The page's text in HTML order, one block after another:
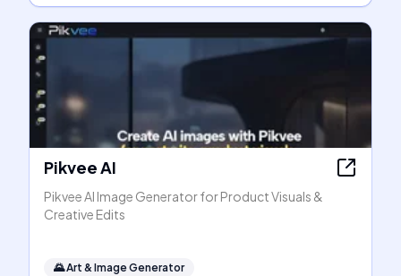
Pikvee AI
Pikvee AI Image Generator for Product Visuals &
Creative Edits
🌄Art & Image Generator